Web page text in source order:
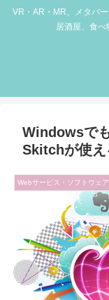
VR・AR・MR、メタバ
居酒屋、食
Windowsで
Skitchが使え
Webサービス・ソフトウェア